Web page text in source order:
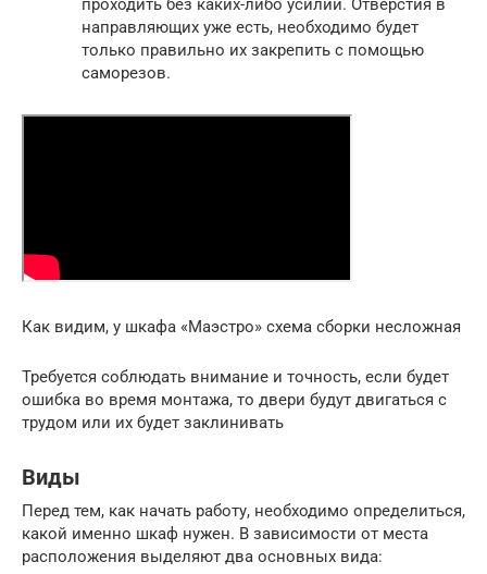
направляющих уже есть, необходимо будет
только правильно их закрепить с помощью
саморезов.
Как видим, у шкафа «Маэстро» схема сборки несложная
Требуется соблюдать внимание и точность, если будет
ошибка во время монтажа, то двери будут двигаться с
трудом или их будет заклинивать
Виды
Перед тем, как начать работу, необходимо определиться,
какой именно шкаф нужен. В зависимости от места
расположения выделяют два основных вида: